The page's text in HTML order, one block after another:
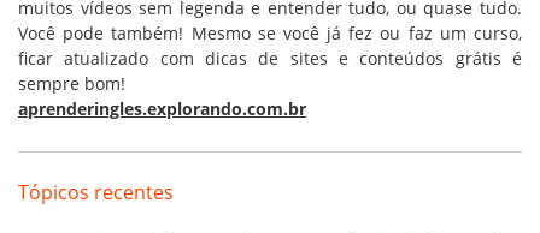
muitos vídeos sem legenda e entender tudo, ou quase tudo.
Você pode também! Mesmo se você já fez ou faz um curso,
ficar atualizado com dicas de sites e conteúdos grátis é
sempre bom!
aprenderingles.explorando.com.br
Tópicos recentes